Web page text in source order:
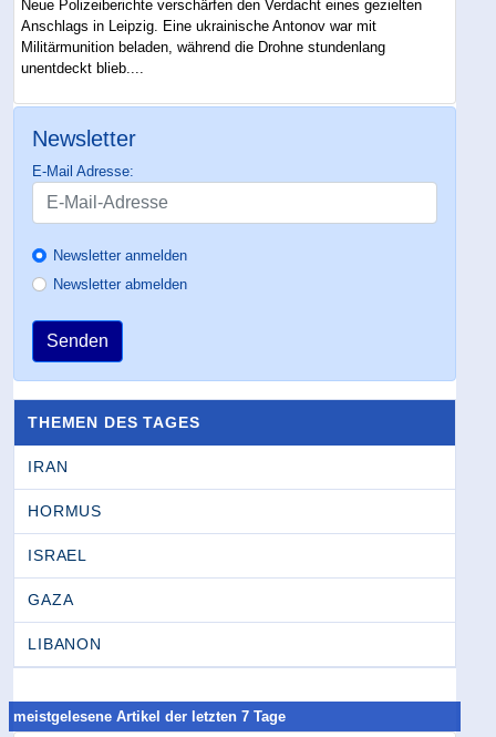
Neue Polizeiberichte verschärfen den Verdacht eines gezielten
Anschlags in Leipzig. Eine ukrainische Antonov war mit
Militärmunition beladen, während die Drohne stundenlang
unentdeckt blieb....
Newsletter
E-Mail Adresse:
Newsletter anmelden
Newsletter abmelden
Senden
THEMEN DES TAGES
IRAN
HORMUS
ISRAEL
GAZA
LIBANON
meistgelesene Artikel der letzten 7 Tage